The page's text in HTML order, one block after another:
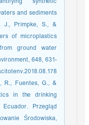
and sediments.
J., Primpke, S., &
of microplastics
ground water
648, 631-
R., Fuentes, G., &
in the drinking
Przegląd
Środowiska,